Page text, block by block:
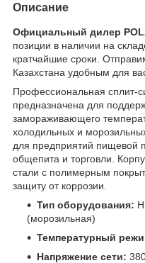
Описание
Официальный дилер
позиции в наличии на
кратчайшие сроки.
Казахстана удобным для
Профессиональная сплит-
предназначена для
замораживающего
холодильных и
для предприятий пищевой
общепита и торговли.
стали с полимерным
защиту от коррозии.
Тип оборудования:
(морозильная)
Температурный
Напряжение сети: